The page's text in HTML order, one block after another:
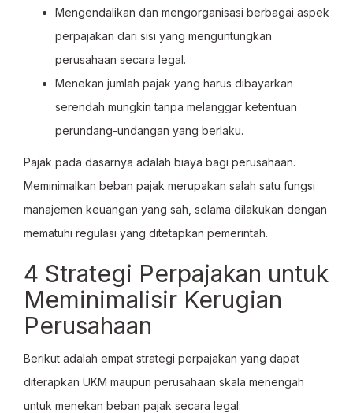
Mengendalikan dan mengorganisasi berbagai aspek
perpajakan dari sisi yang menguntungkan
perusahaan secara legal.
Menekan jumlah pajak yang harus dibayarkan
serendah mungkin tanpa melanggar ketentuan
perundang-undangan yang berlaku.
Pajak pada dasarnya adalah biaya bagi perusahaan.
Meminimalkan beban pajak merupakan salah satu fungsi
manajemen keuangan yang sah, selama dilakukan dengan
mematuhi regulasi yang ditetapkan pemerintah.
4 Strategi Perpajakan untuk
Meminimalisir Kerugian
Perusahaan
Berikut adalah empat strategi perpajakan yang dapat
diterapkan UKM maupun perusahaan skala menengah
untuk menekan beban pajak secara legal: